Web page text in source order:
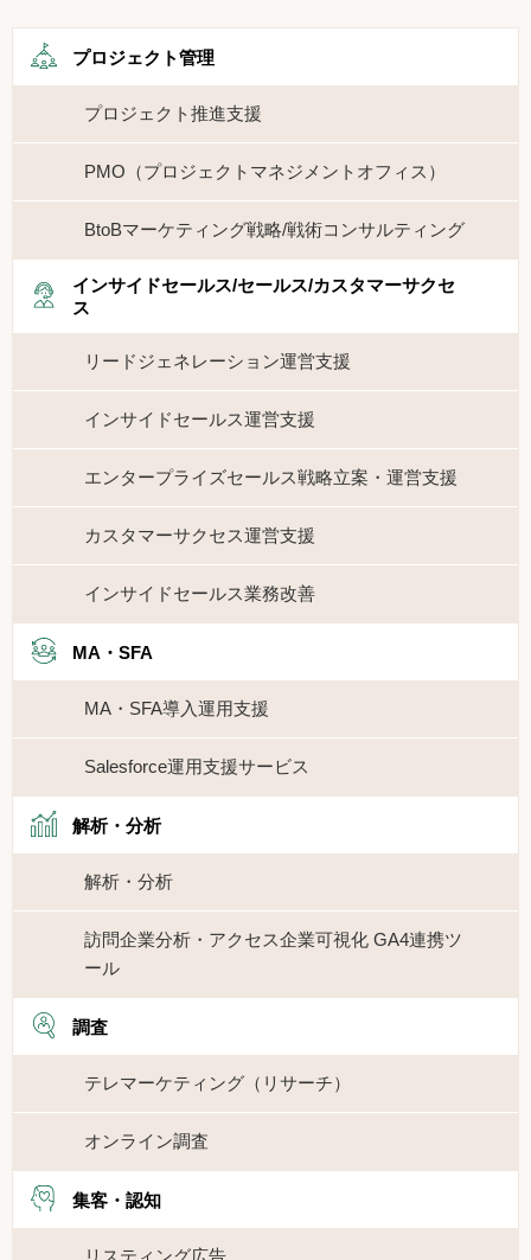
プロジェクト管理
プロジェクト推進支援
PMO（プロジェクトマネジメントオフィス）
BtoBマーケティング戦略/戦術コンサルティング
インサイドセールス/セールス/カスタマーサクセ
ス
リードジェネレーション運営支援
インサイドセールス運営支援
エンタープライズセールス戦略立案・運営支援
カスタマーサクセス運営支援
インサイドセールス業務改善
MA・SFA
MA・SFA導入運用支援
Salesforce運用支援サービス
解析・分析
解析・分析
訪問企業分析・アクセス企業可視化 GA4連携ツ
ール
調査
テレマーケティング（リサーチ）
オンライン調査
集客・認知